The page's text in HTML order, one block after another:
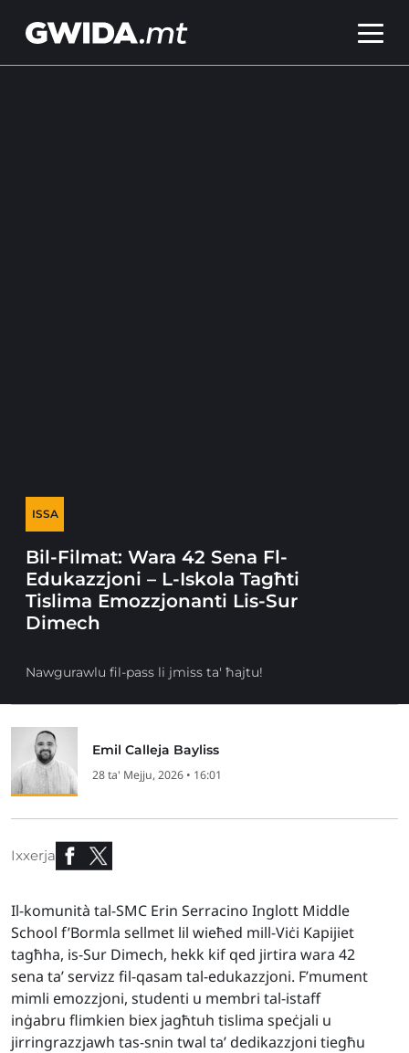
ISSA
Bil-Filmat: Wara 42 Sena Fl-
Edukazzjoni – L-Iskola Tagħti
Tislima Emozzjonanti Lis-Sur
Dimech
Nawgurawlu fil-pass li jmiss ta' ħajtu!
Emil Calleja Bayliss
28 ta' Mejju, 2026 • 16:01
Ixxerja
Il-komunità tal-SMC Erin Serracino Inglott Middle
School f’Bormla sellmet lil wieħed mill-Viċi Kapijiet
tagħha, is-Sur Dimech, hekk kif qed jirtira wara 42
sena ta’ servizz fil-qasam tal-edukazzjoni. F’mument
mimli emozzjoni, studenti u membri tal-istaff
inġabru flimkien biex jagħtuh tislima speċjali u
jirringrazzjawh tas-snin twal ta’ dedikazzjoni tiegħu